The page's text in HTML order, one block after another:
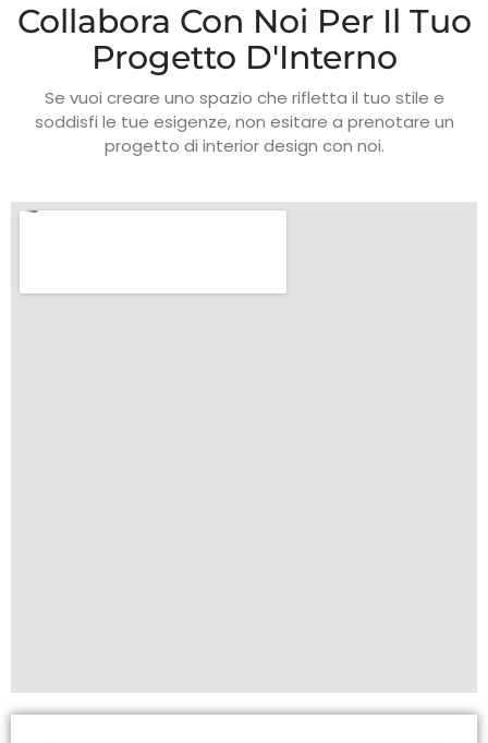
Collabora Con Noi Per Il Tuo
Progetto D'Interno
Se vuoi creare uno spazio che rifletta il tuo stile e
soddisfi le tue esigenze, non esitare a prenotare un
progetto di interior design con noi.